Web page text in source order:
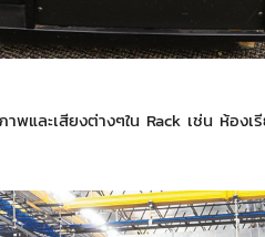
และเสียงต่างๆใน Rack เช่น ห้องเ